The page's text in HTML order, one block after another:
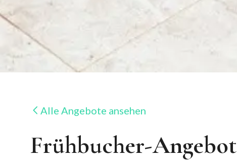
Alle Angebote ansehen
Frühbucher-Angebot